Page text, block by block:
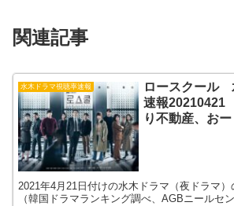
関連記事
水木ドラマ視聴率速報
ロースクール
速報20210421
り不動産、お
2021年4月21日付けの水木ドラマ（夜ドラマ）
（韓国ドラマランキング調べ、AGBニールセ